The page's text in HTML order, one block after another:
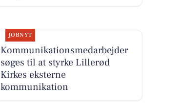
JOBNYT
Kommunikationsmedarbejder
søges til at styrke Lillerød
Kirkes eksterne
kommunikation